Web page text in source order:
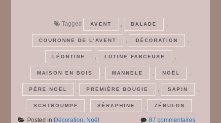
Tagged AVENT , BALADE ,
COURONNE DE L'AVENT , DÉCORATION ,
LÉONTINE , LUTINE FARCEUSE ,
MAISON EN BOIS , MANNELE , NOËL ,
PÈRE NOËL , PREMIÈRE BOUGIE , SAPIN ,
SCHTROUMPF , SÉRAPHINE , ZÉBULON
Posted in Décoration, Noël 87 commentairessur